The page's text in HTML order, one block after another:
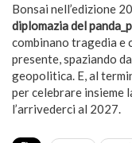
Bonsai nell’edizione
diplomazia del
combinano tragedia e
presente, spaziando
geopolitica. E, al
per celebrare insieme
l’arrivederci al 2027.